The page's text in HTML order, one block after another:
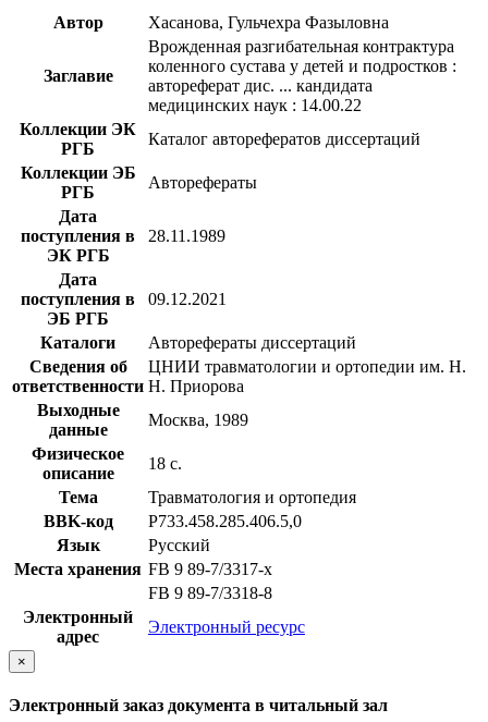
Автор Хасанова, Гульчехра Фазыловна
Заглавие
Врожденная разгибательная контрактура
коленного сустава у детей и подростков :
автореферат дис. ... кандидата
медицинских наук : 14.00.22
Коллекции ЭК
РГБ
Каталог авторефератов диссертаций
Коллекции ЭБ
РГБ
Авторефераты
Дата
поступления в
ЭК РГБ
28.11.1989
Дата
поступления в
ЭБ РГБ
09.12.2021
Каталоги
Авторефераты диссертаций
Сведения об
ответственности
ЦНИИ травматологии и ортопедии им. Н.
Н. Приорова
Выходные
данные
Москва, 1989
Физическое
описание
18 с.
Тема
Травматология и ортопедия
BBK-код
Р733.458.285.406.5,0
Язык
Русский
Места хранения FB 9 89-7/3317-x
FB 9 89-7/3318-8
Электронный
адрес
Электронный ресурс
×
Электронный заказ документа в читальный зал